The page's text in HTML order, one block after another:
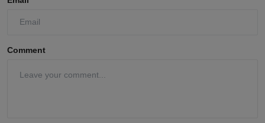
Comment